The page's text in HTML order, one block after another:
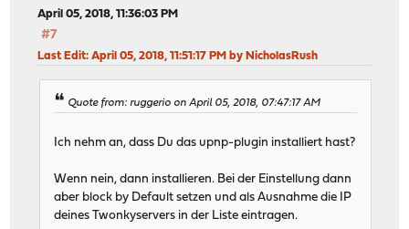
April 05, 2018, 11:36:03 PM
#7
Last Edit: April 05, 2018, 11:51:17 PM by NicholasRush
Quote from: ruggerio on April 05, 2018, 07:47:17 AM
Ich nehm an, dass Du das upnp-plugin installiert hast?
Wenn nein, dann installieren. Bei der Einstellung dann
aber block by Default setzen und als Ausnahme die IP
deines Twonkyservers in der Liste eintragen.